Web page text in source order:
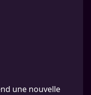
une nouvelle